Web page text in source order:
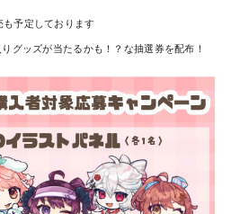
予定しております
グッズが当たるかも！？な抽選券を配布！